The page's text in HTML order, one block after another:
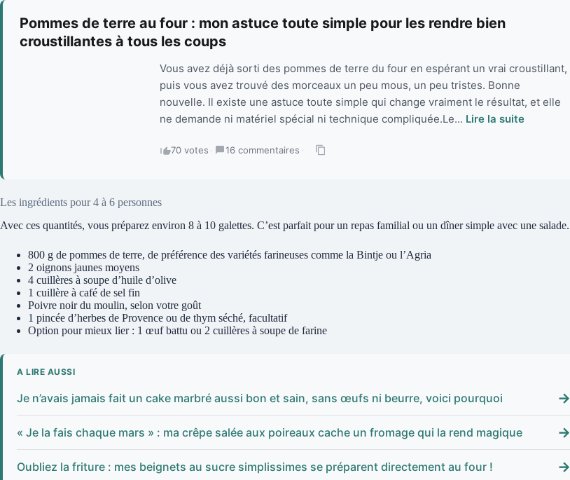
Pommes de terre au four : mon astuce toute simple pour les rendre bien
croustillantes à tous les coups
Vous avez déjà sorti des pommes de terre du four en espérant un vrai croustillant,
puis vous avez trouvé des morceaux un peu mous, un peu tristes. Bonne
nouvelle. Il existe une astuce toute simple qui change vraiment le résultat, et elle
ne demande ni matériel spécial ni technique compliquée.Le... Lire la suite
70 votes · 16 commentaires ·
Les ingrédients pour 4 à 6 personnes
Avec ces quantités, vous préparez environ 8 à 10 galettes. C’est parfait pour un repas familial ou un dîner simple avec une salade.
800 g de pommes de terre, de préférence des variétés farineuses comme la Bintje ou l’Agria
2 oignons jaunes moyens
4 cuillères à soupe d’huile d’olive
1 cuillère à café de sel fin
Poivre noir du moulin, selon votre goût
1 pincée d’herbes de Provence ou de thym séché, facultatif
Option pour mieux lier : 1 œuf battu ou 2 cuillères à soupe de farine
A LIRE AUSSI
Je n’avais jamais fait un cake marbré aussi bon et sain, sans œufs ni beurre, voici pourquoi →
« Je la fais chaque mars » : ma crêpe salée aux poireaux cache un fromage qui la rend magique →
Oubliez la friture : mes beignets au sucre simplissimes se préparent directement au four ! →